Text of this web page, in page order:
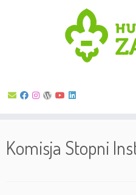
to
content
Komisja Stopni